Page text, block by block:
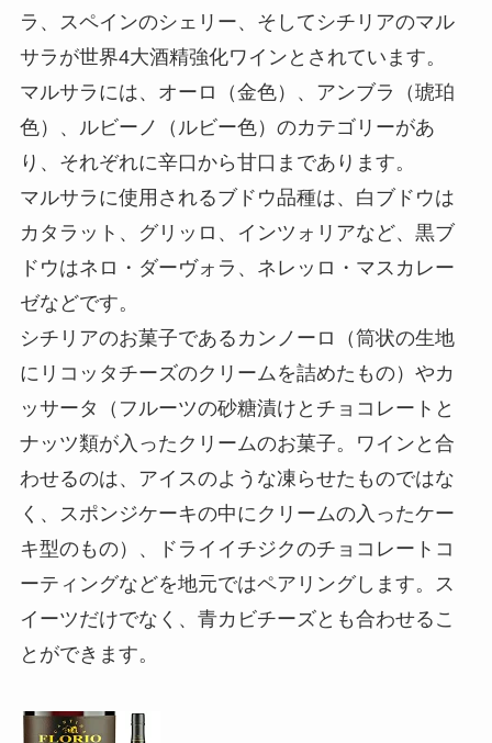
ラ、スペインのシェリー、そしてシチリアのマル
サラが世界4大酒精強化ワインとされています。
マルサラには、オーロ（金色）、アンブラ（琥珀
色）、ルビーノ（ルビー色）のカテゴリーがあ
り、それぞれに辛口から甘口まであります。
マルサラに使用されるブドウ品種は、白ブドウは
カタラット、グリッロ、インツォリアなど、黒ブ
ドウはネロ・ダーヴォラ、ネレッロ・マスカレー
ゼなどです。
シチリアのお菓子であるカンノーロ（筒状の生地
にリコッタチーズのクリームを詰めたもの）やカ
ッサータ（フルーツの砂糖漬けとチョコレートと
ナッツ類が入ったクリームのお菓子。ワインと合
わせるのは、アイスのような凍らせたものではな
く、スポンジケーキの中にクリームの入ったケー
キ型のもの）、ドライイチジクのチョコレートコ
ーティングなどを地元ではペアリングします。ス
イーツだけでなく、青カビチーズとも合わせるこ
とができます。